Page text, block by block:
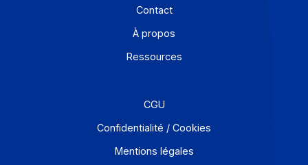
Offre PA
Développeurs
Contact
À propos
Ressources